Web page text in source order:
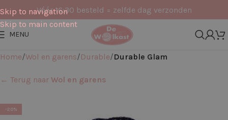
Skip to navigation
Skip to main content
Vóór 16:30 besteld = zelfde dag verzonden
MENU
Home Wol en garens Durable Durable Glam
← Terug naar Wol en garens
-20%